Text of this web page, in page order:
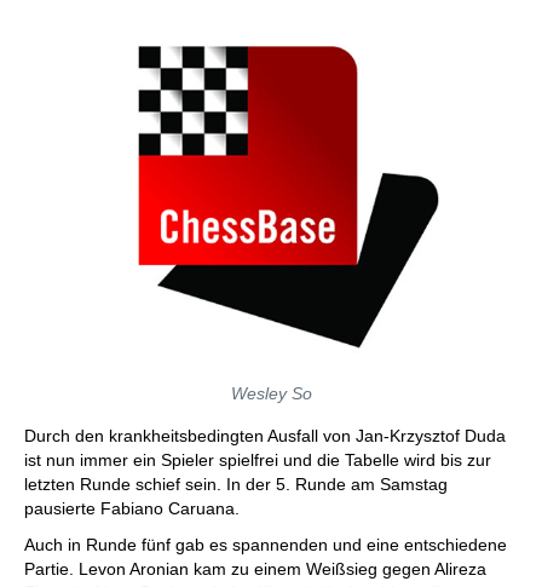
Wesley So
Durch den krankheitsbedingten Ausfall von Jan-Krzysztof Duda
ist nun immer ein Spieler spielfrei und die Tabelle wird bis zur
letzten Runde schief sein. In der 5. Runde am Samstag
pausierte Fabiano Caruana.
Auch in Runde fünf gab es spannenden und eine entschiedene
Partie. Levon Aronian kam zu einem Weißsieg gegen Alireza